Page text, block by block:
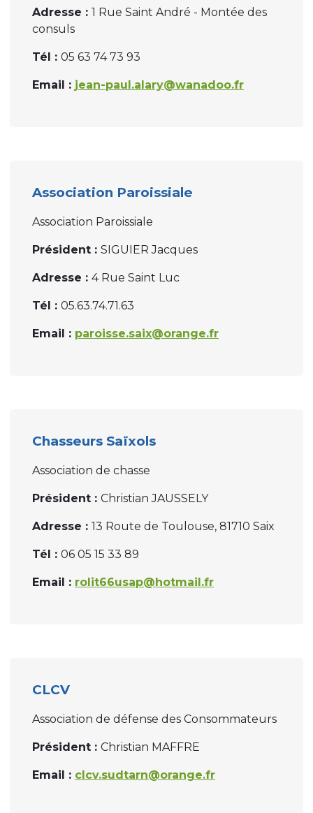
Adresse : 1 Rue Saint André - Montée des
consuls
Tél : 05 63 74 73 93
Email : jean-paul.alary@wanadoo.fr
Association Paroissiale
Association Paroissiale
Président : SIGUIER Jacques
Adresse : 4 Rue Saint Luc
Tél : 05.63.74.71.63
Email : paroisse.saix@orange.fr
Chasseurs Saïxols
Association de chasse
Président : Christian JAUSSELY
Adresse : 13 Route de Toulouse, 81710 Saix
Tél : 06 05 15 33 89
Email : rolit66usap@hotmail.fr
CLCV
Association de défense des Consommateurs
Président : Christian MAFFRE
Email : clcv.sudtarn@orange.fr